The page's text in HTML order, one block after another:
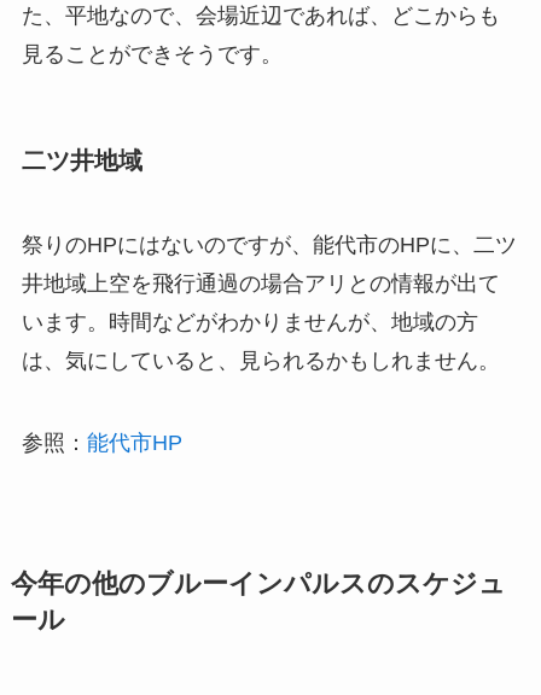
た、平地なので、会場近辺であれば、どこからも
見ることができそうです。
二ツ井地域
祭りのHPにはないのですが、能代市のHPに、二ツ
井地域上空を飛行通過の場合アリとの情報が出て
います。時間などがわかりませんが、地域の方
は、気にしていると、見られるかもしれません。
参照： 能代市HP
今年の他のブルーインパルスのスケジュ
ール